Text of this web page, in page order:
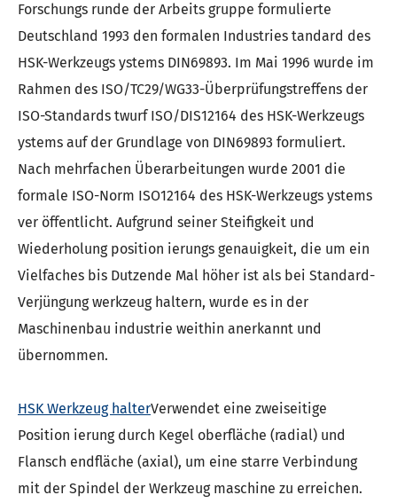
Forschungs runde der Arbeits gruppe formulierte
Deutschland 1993 den formalen Industries tandard des
HSK-Werkzeugs ystems DIN69893. Im Mai 1996 wurde im
Rahmen des ISO/TC29/WG33-Überprüfungstreffens der
ISO-Standards twurf ISO/DIS12164 des HSK-Werkzeugs
ystems auf der Grundlage von DIN69893 formuliert.
Nach mehrfachen Überarbeitungen wurde 2001 die
formale ISO-Norm ISO12164 des HSK-Werkzeugs ystems
ver öffentlicht. Aufgrund seiner Steifigkeit und
Wiederholung position ierungs genauigkeit, die um ein
Vielfaches bis Dutzende Mal höher ist als bei Standard-
Verjüngung werkzeug haltern, wurde es in der
Maschinenbau industrie weithin anerkannt und
übernommen.
HSK Werkzeug halterVerwendet eine zweiseitige
Position ierung durch Kegel oberfläche (radial) und
Flansch endfläche (axial), um eine starre Verbindung
mit der Spindel der Werkzeug maschine zu erreichen.